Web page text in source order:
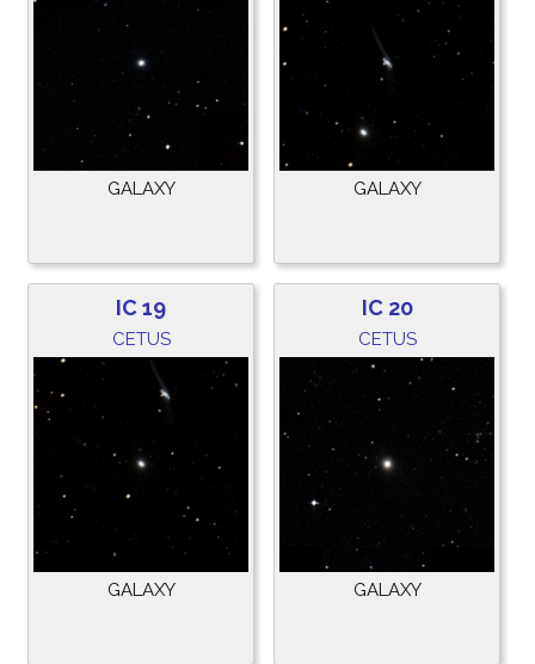
GALAXY GALAXY
IC 19
CETUS
GALAXY
IC 20
CETUS
GALAXY